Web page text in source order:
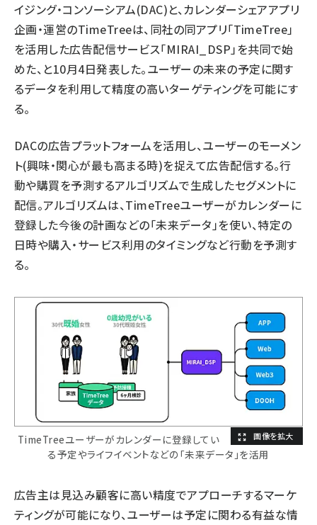
イジング・コンソーシアム(DAC)と、カレンダーシェアアプリ
企画・運営のTimeTreeは、同社の同アプリ「TimeTree」
を活用した広告配信サービス「MIRAI_DSP」を共同で始
めた、と10月4日発表した。ユーザーの未来の予定に関す
るデータを利用して精度の高いターゲティングを可能にす
る。
DACの広告プラットフォームを活用し、ユーザーのモーメン
ト(興味・関心が最も高まる時)を捉えて広告配信する。行
動や購買を予測するアルゴリズムで生成したセグメントに
配信。アルゴリズムは、TimeTreeユーザーがカレンダーに
登録した今後の計画などの「未来データ」を使い、特定の
日時や購入・サービス利用のタイミングなど行動を予測す
る。
TimeTreeユーザーがカレンダーに登録してい
る予定やライフイベントなどの「未来データ」を活用
広告主は見込み顧客に高い精度でアプローチするマーケ
ティングが可能になり、ユーザーは予定に関わる有益な情